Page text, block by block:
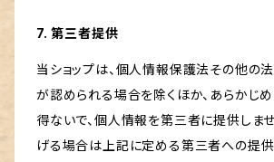
7. 第三者提供
当ショップは、個人情報保護法その他の
が認められる場合を除くほか、あらかじ
得ないで、個人情報を第三者に提供しませ
げる場合は上記に定める第三者への提